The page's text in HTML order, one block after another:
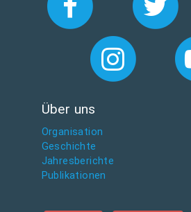
Über uns
Organisation
Geschichte
Jahresberichte
Publikationen